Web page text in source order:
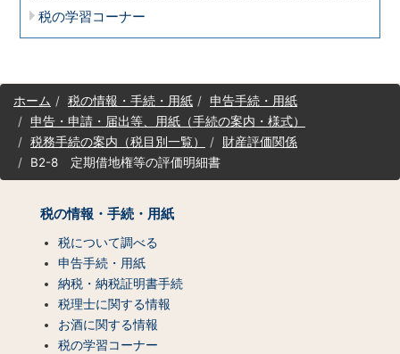
税の学習コーナー
サ
イ
プ
ホーム 税の情報・手続・用紙
申告手続・用紙
申告・申請・届出等、用紙（手続の案内・様式）
税務手続の案内（税目別一覧）
財産評価関係
B2-8 定期借地権等の評価明細書
税の情報・手続・用紙
税について調べる
申告手続・用紙
納税・納税証明書手続
税理士に関する情報
お酒に関する情報
税の学習コーナー